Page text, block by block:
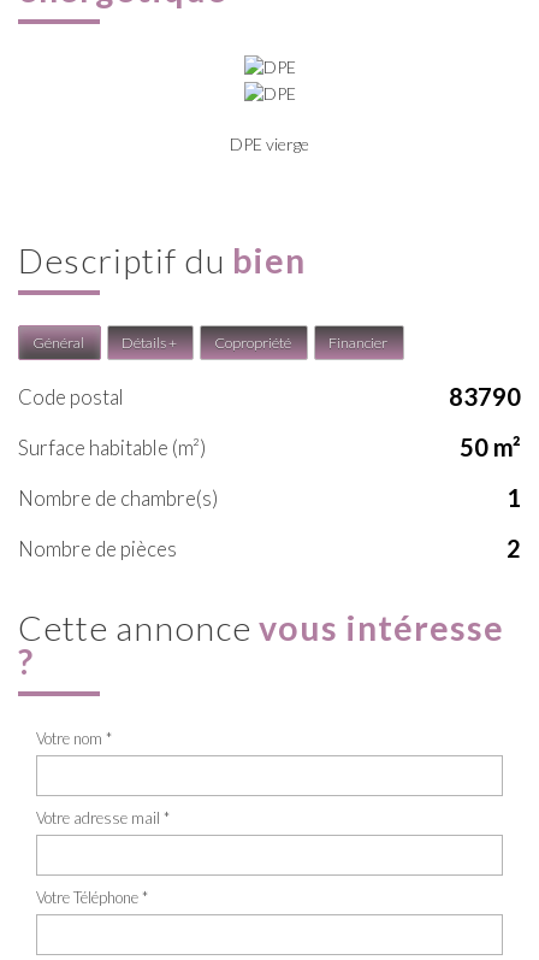
DPE vierge
descriptif du bien
Général Détails + Copropriété Financier
Code postal 83790
Surface habitable (m²) 50 m²
Nombre de chambre(s) 1
Nombre de pièces 2
cette annonce vous intéresse
?
Votre nom *
Votre adresse mail *
Votre Téléphone *